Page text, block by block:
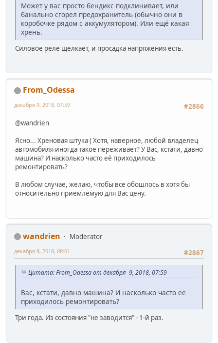
Может у вас просто бендикс подклинивает, или
банально сгорел предохранитель (обычно они в
коробочке рядом с аккумулятором). Или ещё какая
хрень.
Силовое реле щелкает, и просадка напряжения есть.
From_Odessa
#2866
декабря 9, 2018, 07:59
@wandrien
Ясно... Хреновая штука ( Хотя, наверное, любой владелец
автомобиля иногда такое переживает? У Вас, кстати, давно
машина? И насколько часто её приходилось
ремонтировать?
В любом случае, желаю, чтобы все обошлось в хотя бы
относительно приемлемую для Вас цену.
wandrien
Moderator
#2867
декабря 9, 2018, 08:01
Цитата: From_Odessa от декабря 9, 2018, 07:59
Вас, кстати, давно машина? И насколько часто её
приходилось ремонтировать?
Три года. Из состояния "не заводится" - 1-й раз.